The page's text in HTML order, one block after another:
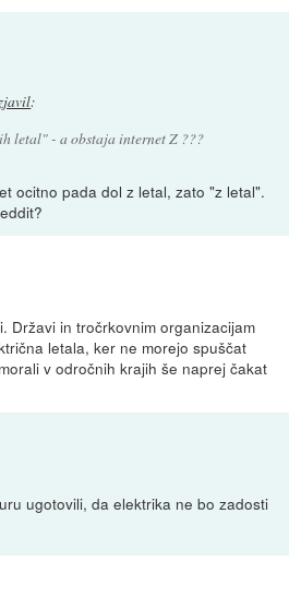
:
letal" - a obstaja internet Z ???
ocitno pada dol z letal, zato "z letal".
Državi in tročrkovnim organizacijam
letala, ker ne morejo spuščat
v odročnih krajih še naprej čakat
ugotovili, da elektrika ne bo zadosti